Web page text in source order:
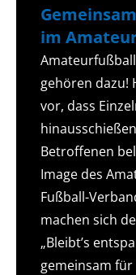
im
gehören dazu!
vor, dass
Betroffenen
Image des
Fußball-
machen sich
„Bleibt’s
gemeinsam